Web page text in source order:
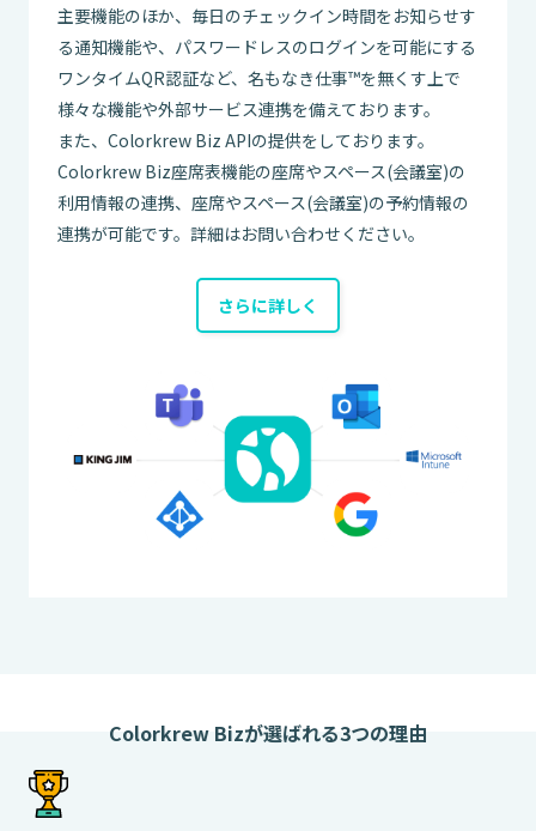
主要機能のほか、毎日のチェックイン時間をお知らせす
る通知機能や、パスワードレスのログインを可能にする
ワンタイムQR認証など、名もなき仕事™を無くす上で
様々な機能や外部サービス連携を備えております。
また、Colorkrew Biz APIの提供をしております。
Colorkrew Biz座席表機能の座席やスペース(会議室)の
利用情報の連携、座席やスペース(会議室)の予約情報の
連携が可能です。詳細はお問い合わせください。
さらに詳しく
Colorkrew Bizが選ばれる3つの理由